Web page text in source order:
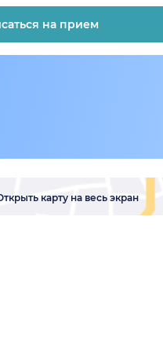
на прием
карту на весь экран